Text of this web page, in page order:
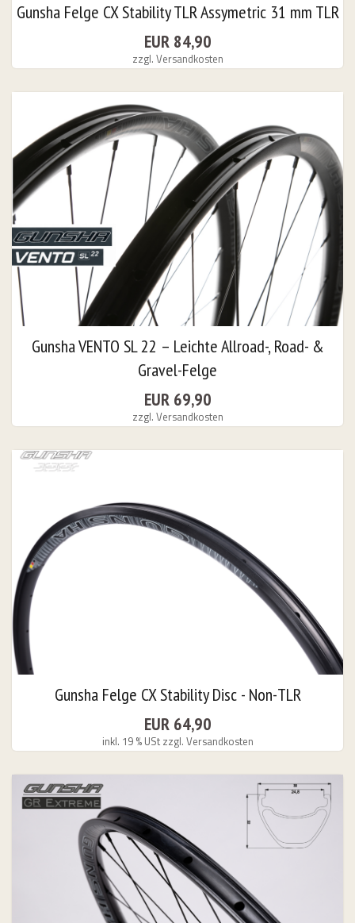
Gunsha Felge CX Stability TLR Assymetric 31 mm TLR
EUR 84,90
zzgl. Versandkosten
Gunsha VENTO SL 22 – Leichte Allroad-, Road- &
Gravel-Felge
EUR 69,90
zzgl. Versandkosten
Gunsha Felge CX Stability Disc - Non-TLR
EUR 64,90
inkl. 19 % USt zzgl. Versandkosten